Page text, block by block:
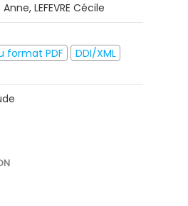
LEFEVRE Cécile
format PDF
DDI/XML